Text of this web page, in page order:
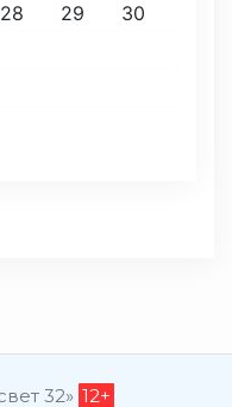
28 29
30
32» 12+